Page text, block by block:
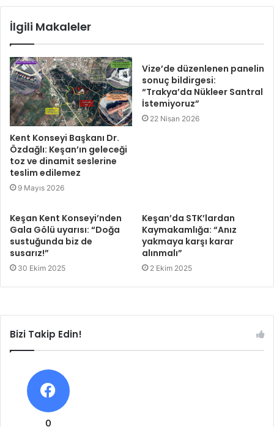
İlgili Makaleler
Kent Konseyi Başkanı Dr.
Özdağlı: Keşan’ın geleceği
toz ve dinamit seslerine
teslim edilemez
9 Mayıs 2026
Vize’de düzenlenen panelin
sonuç bildirgesi:
“Trakya’da Nükleer Santral
İstemiyoruz”
22 Nisan 2026
Keşan Kent Konseyi’nden
Gala Gölü uyarısı: “Doğa
sustuğunda biz de
susarız!”
30 Ekim 2025
Keşan’da STK’lardan
Kaymakamlığa: “Anız
yakmaya karşı karar
alınmalı”
2 Ekim 2025
Bizi Takip Edin!
0